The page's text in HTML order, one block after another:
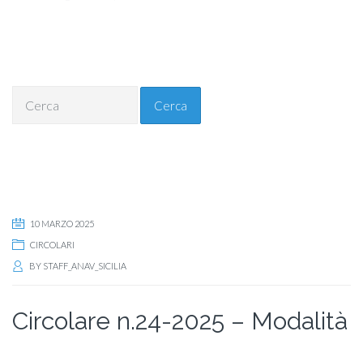
Cerca
10 MARZO 2025
CIRCOLARI
BY STAFF_ANAV_SICILIA
Circolare n.24-2025 – Modalità